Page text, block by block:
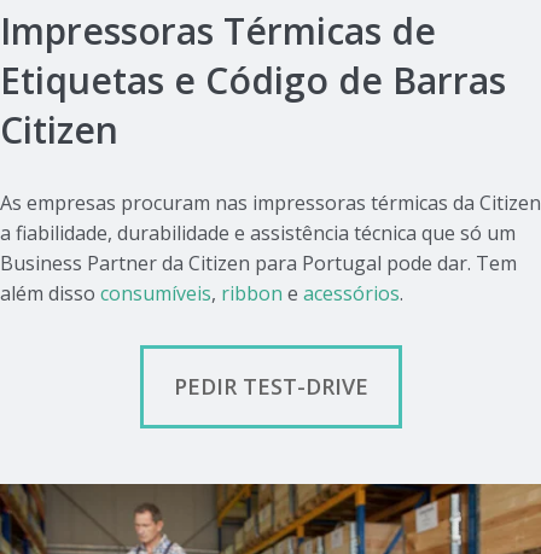
Impressoras Térmicas de
Etiquetas e Código de Barras
Citizen
As empresas procuram nas impressoras térmicas da Citizen
a fiabilidade, durabilidade e assistência técnica que só um
Business Partner da Citizen para Portugal pode dar. Tem
além disso consumíveis, ribbon e acessórios.
PEDIR TEST-DRIVE